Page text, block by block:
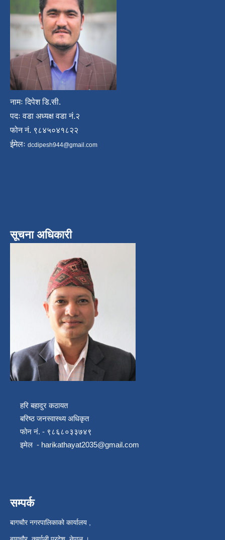
नामः दिपेश डि.सी.
पदः वडा अध्यक्ष वडा नं.२
फोन नं. ९८४५०४१८२२
ईमेलः dcdipesh944@gmail.com
सूचना अधिकारी
हरि बहादुर कठायत
बरिष्ठ जनस्वास्थ्य अधिकृत
फोन नं. - ९८६८०३३७४९
इमेल - harikathayat2035@gmail.com
सम्पर्क
बागचौर नगरपालिकाको कार्यालय ,